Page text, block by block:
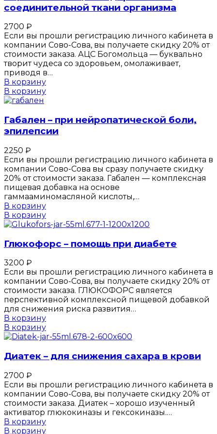
соединительной ткани организма
2700 ₽
Если вы прошли регистрацию личного кабинета в
компании Сово-Сова, вы получаете скидку 20% от
стоимости заказа. АЦС Богомольца — буквально
творит чудеса со здоровьем, омолаживает,
приводя в…
В корзину
В корзину
Габален – при нейропатической боли,
эпилепсии
2250 ₽
Если вы прошли регистрацию личного кабинета в
компании Сово-Сова вы сразу получаете скидку
20% от стоимости заказа. Габален — комплексная
пищевая добавка на основе
гаммааминомасляной кислоты,…
В корзину
В корзину
Глюкофорс – помощь при диабете
3200 ₽
Если вы прошли регистрацию личного кабинета в
компании Сово-Сова, вы получаете скидку 20% от
стоимости заказа. ГЛЮКОФОРС является
перспективной комплексной пищевой добавкой
для снижения риска развития…
В корзину
В корзину
Диатек – для снижения сахара в крови
2700 ₽
Если вы прошли регистрацию личного кабинета в
компании Сово-Сова, вы получаете скидку 20% от
стоимости заказа. Диатек – хорошо изученный
активатор глюкокиназы и гексокиназы.…
В корзину
В корзину